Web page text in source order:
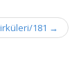
181 →